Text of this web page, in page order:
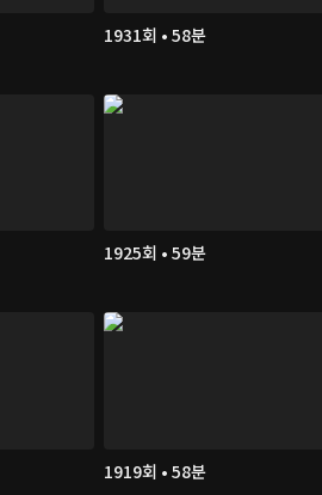
1931회 • 58분
1925회 • 59분
1919회 • 58분